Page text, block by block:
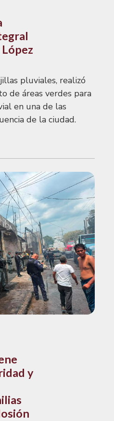
pluviales, realizó
de áreas verdes para
en una de las
de la ciudad.
y